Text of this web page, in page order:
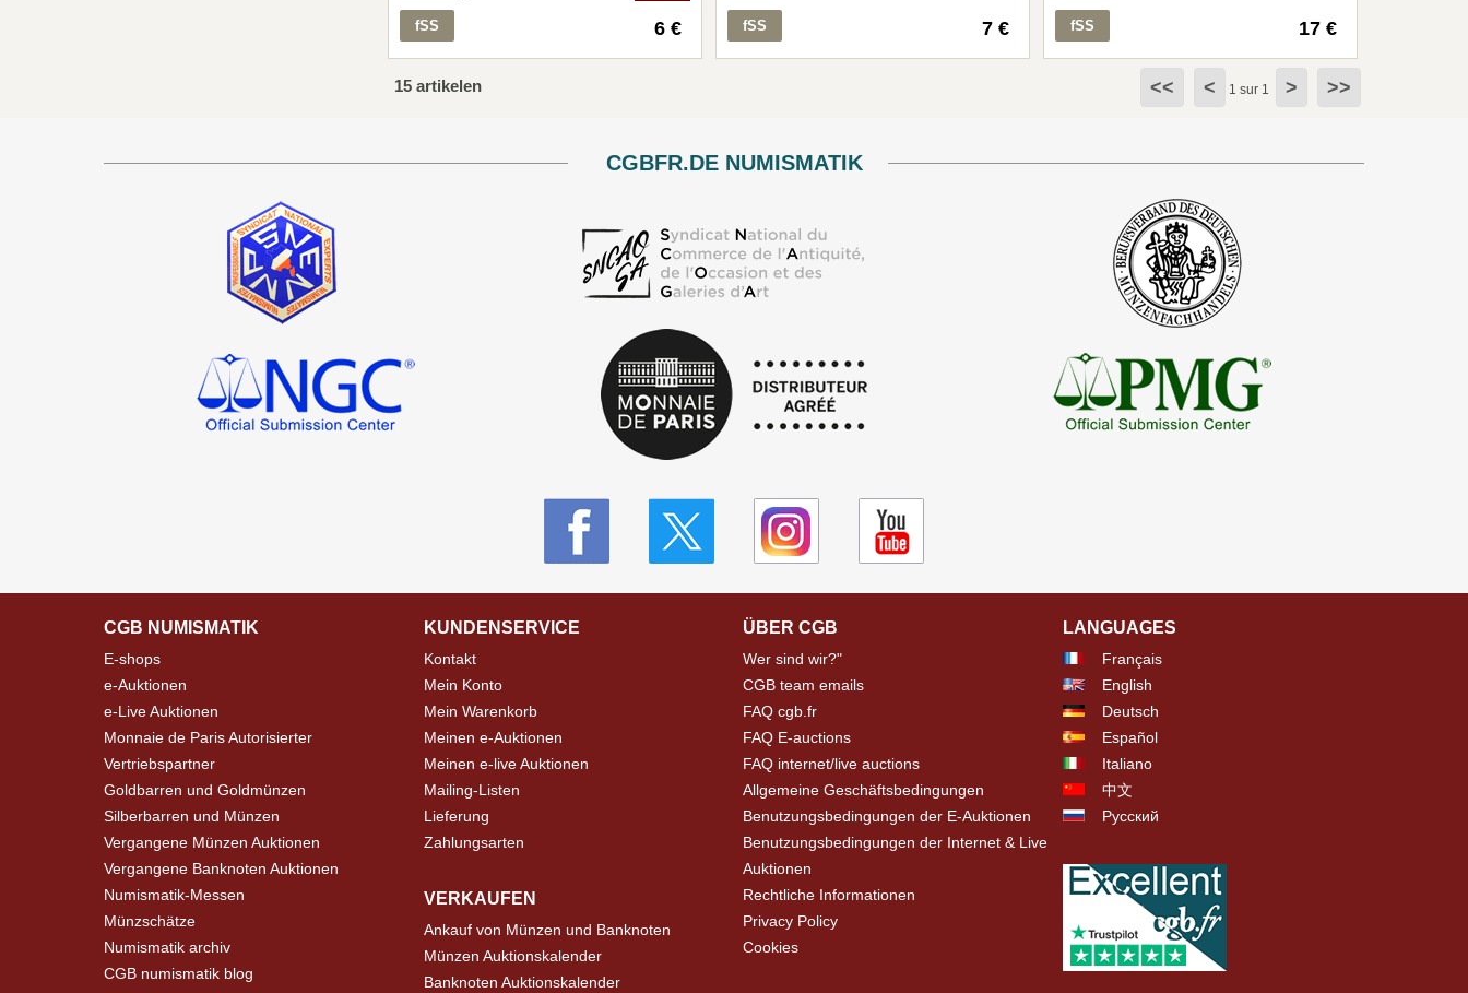
fSS 6 € fSS 7 € fSS 17 €
15 artikelen << < 1 sur 1 > >>
CGBFR.DE NUMISMATIK
CGB NUMISMATIK
E-shops
e-Auktionen
e-Live Auktionen
Monnaie de Paris Autorisierter
Vertriebspartner
Goldbarren und Goldmünzen
Silberbarren und Münzen
Vergangene Münzen Auktionen
Vergangene Banknoten Auktionen
Numismatik-Messen
Münzschätze
Numismatik archiv
CGB numismatik blog
KUNDENSERVICE
Kontakt
Mein Konto
Mein Warenkorb
Meinen e-Auktionen
Meinen e-live Auktionen
Mailing-Listen
Lieferung
Zahlungsarten
VERKAUFEN
Ankauf von Münzen und Banknoten
Münzen Auktionskalender
Banknoten Auktionskalender
ÜBER CGB
Wer sind wir?"
CGB team emails
FAQ cgb.fr
FAQ E-auctions
FAQ internet/live auctions
Allgemeine Geschäftsbedingungen
Benutzungsbedingungen der E-Auktionen
Benutzungsbedingungen der Internet & Live
Auktionen
Rechtliche Informationen
Privacy Policy
Cookies
LANGUAGES
Français
English
Deutsch
Español
Italiano
中文
Русский